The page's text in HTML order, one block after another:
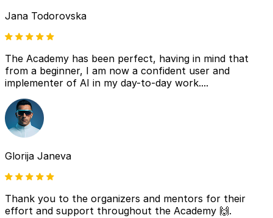
Jana Todorovska
The Academy has been perfect, having in mind that
from a beginner, I am now a confident user and
implementer of AI in my day-to-day work....
Glorija Janeva
Thank you to the organizers and mentors for their
effort and support throughout the Academy 🙌.